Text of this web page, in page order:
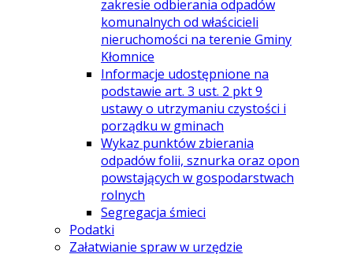
zakresie odbierania odpadów
komunalnych od właścicieli
nieruchomości na terenie Gminy
Kłomnice
Informacje udostępnione na
podstawie art. 3 ust. 2 pkt 9
ustawy o utrzymaniu czystości i
porządku w gminach
Wykaz punktów zbierania
odpadów folii, sznurka oraz opon
powstających w gospodarstwach
rolnych
Segregacja śmieci
Podatki
Załatwianie spraw w urzędzie